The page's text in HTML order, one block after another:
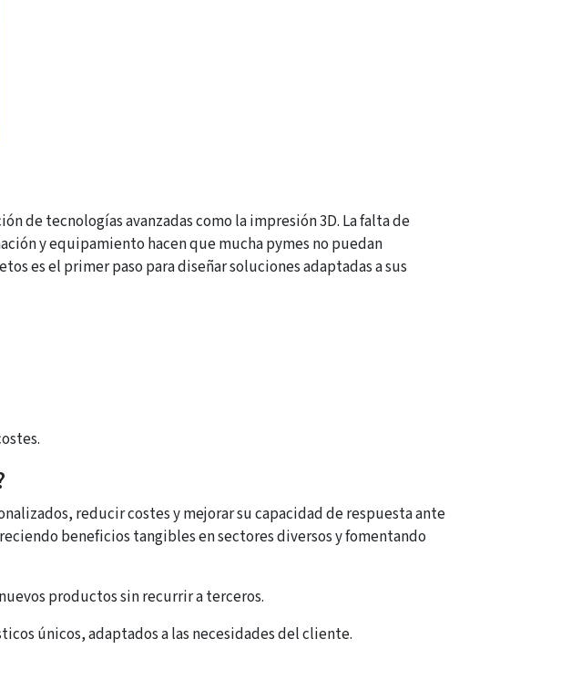
de tecnologías avanzadas como la impresión 3D. La falta de
y equipamiento hacen que mucha pymes no puedan
es el primer paso para diseñar soluciones adaptadas a sus
reducir costes y mejorar su capacidad de respuesta ante
beneficios tangibles en sectores diversos y fomentando
productos sin recurrir a terceros.
únicos, adaptados a las necesidades del cliente.